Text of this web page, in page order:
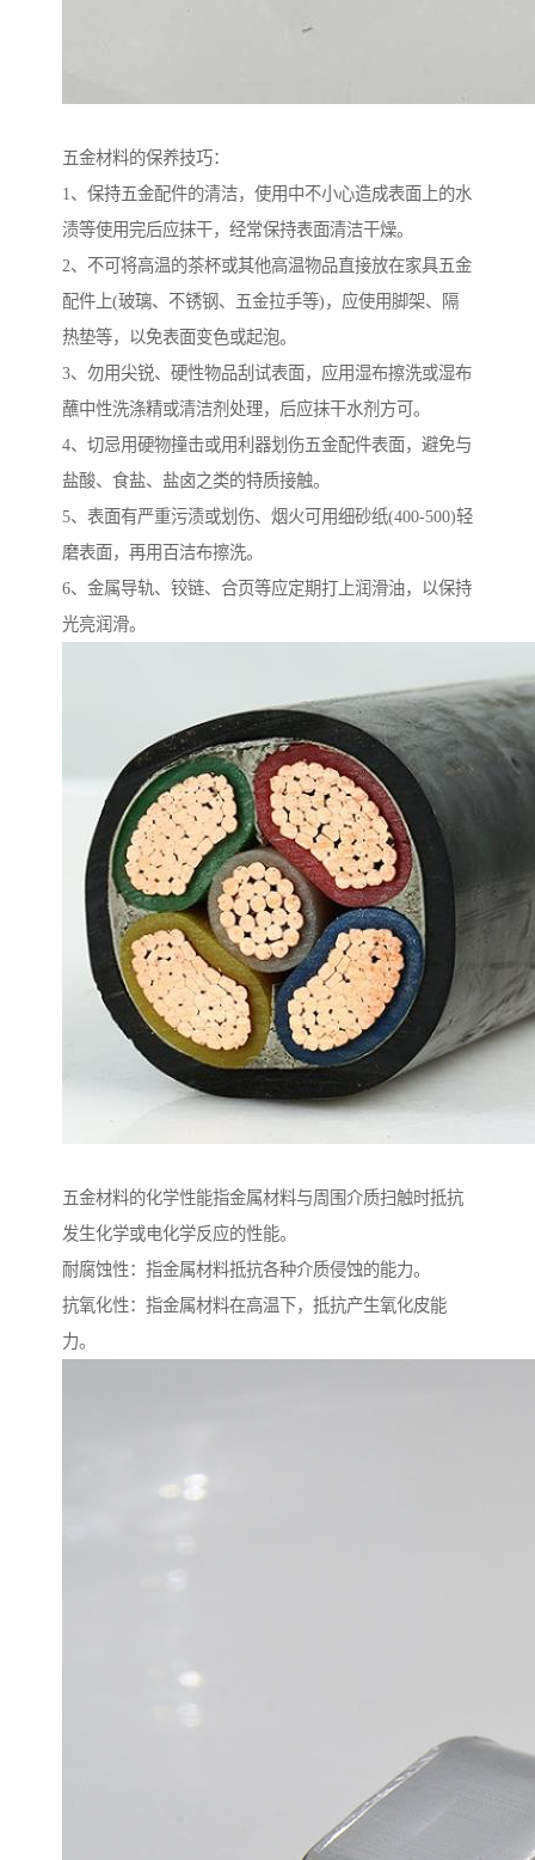
五金材料的保养技巧：
1、保持五金配件的清洁，使用中不小心造成表面上的水
渍等使用完后应抹干，经常保持表面清洁干燥。
2、不可将高温的茶杯或其他高温物品直接放在家具五金
配件上(玻璃、不锈钢、五金拉手等)，应使用脚架、隔
热垫等，以免表面变色或起泡。
3、勿用尖锐、硬性物品刮试表面，应用湿布擦洗或湿布
蘸中性洗涤精或清洁剂处理，后应抹干水剂方可。
4、切忌用硬物撞击或用利器划伤五金配件表面，避免与
盐酸、食盐、盐卤之类的特质接触。
5、表面有严重污渍或划伤、烟火可用细砂纸(400-500)轻
磨表面，再用百洁布擦洗。
6、金属导轨、铰链、合页等应定期打上润滑油，以保持
光亮润滑。
五金材料的化学性能指金属材料与周围介质扫触时抵抗
发生化学或电化学反应的性能。
耐腐蚀性：指金属材料抵抗各种介质侵蚀的能力。
抗氧化性：指金属材料在高温下，抵抗产生氧化皮能
力。